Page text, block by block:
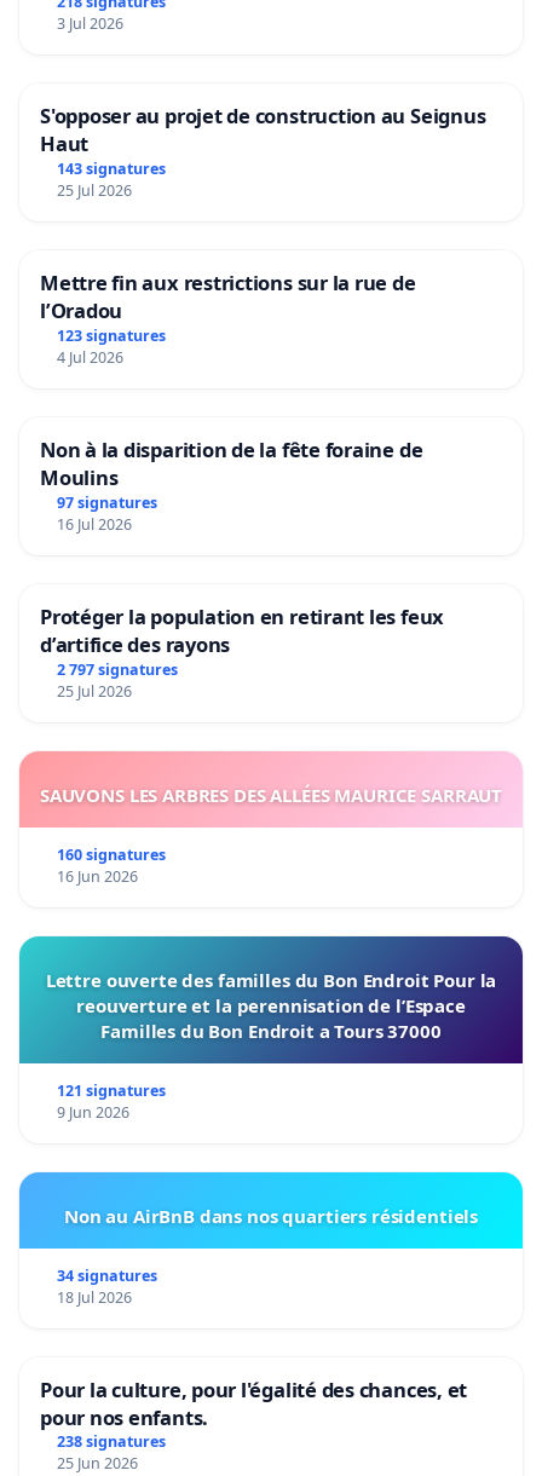
3 Jul 2026
S'opposer au projet de construction au Seignus
Haut
143 signatures
25 Jul 2026
Mettre fin aux restrictions sur la rue de
l’Oradou
123 signatures
4 Jul 2026
Non à la disparition de la fête foraine de
Moulins
97 signatures
16 Jul 2026
Protéger la population en retirant les feux
d’artifice des rayons
2 797 signatures
25 Jul 2026
SAUVONS LES ARBRES DES ALLÉES MAURICE SARRAUT
160 signatures
16 Jun 2026
Lettre ouverte des familles du Bon Endroit Pour la
reouverture et la perennisation de l’Espace
Familles du Bon Endroit a Tours 37000
121 signatures
9 Jun 2026
Non au AirBnB dans nos quartiers résidentiels
34 signatures
18 Jul 2026
Pour la culture, pour l'égalité des chances, et
pour nos enfants.
238 signatures
25 Jun 2026